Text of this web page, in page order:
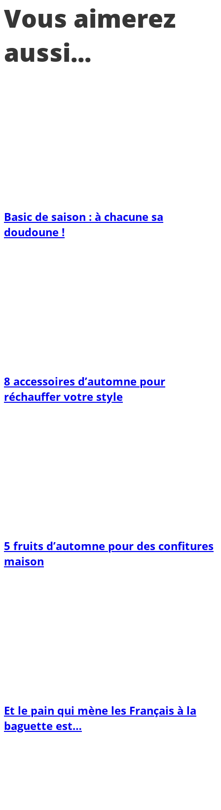
Vous aimerez
aussi...
Basic de saison : à chacune sa
doudoune !
8 accessoires d’automne pour
réchauffer votre style
5 fruits d’automne pour des confitures
maison
Et le pain qui mène les Français à la
baguette est…